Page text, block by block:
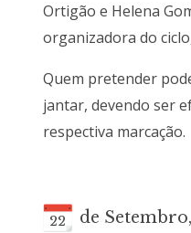
Ortigão e Helena
organizadora do
Quem pretender
jantar, devendo ser
respectiva marcação.
22
de